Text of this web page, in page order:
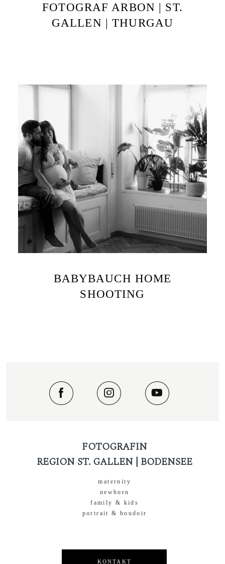
FOTOGRAF ARBON | ST.
GALLEN | THURGAU
BABYBAUCH HOME
SHOOTING
FOTOGRAFIN
REGION ST. GALLEN | BODENSEE
maternity
newborn
family & kids
portrait & boudoir
KONTAKT